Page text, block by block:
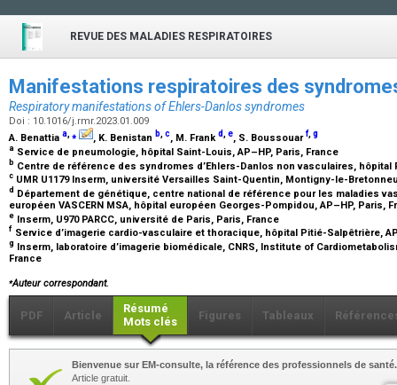
REVUE DES MALADIES RESPIRATOIRES
Manifestations respiratoires des
Respiratory manifestations of Ehlers-Danlos syndromes
Doi : 10.1016/j.rmr.2023.01.009
A. Benattia a,⁎ , K. Benistan b,c, M. Frankd,e, S. Boussouarf,g
a Service de pneumologie, hôpital Saint-Louis, AP–HP, Paris, France
b Centre de référence des syndromes d’Ehlers-Danlos non vasculaires, hôpital
c UMR U1179 Inserm, université Versailles Saint-Quentin, Montigny-le-
d Département de génétique, centre national de référence pour les maladies
européen VASCERN MSA, hôpital européen Georges-Pompidou, AP–HP, Paris,
e Inserm, U970 PARCC, université de Paris, Paris, France
f Service d’imagerie cardio-vasculaire et thoracique, hôpital Pitié-Salpêtrière,
g Inserm, laboratoire d’imagerie biomédicale, CNRS, Institute of
France
⁎Auteur correspondant.
PDF Article
Résumé
Mots clés
Figures Tableaux
Bienvenue sur EM-consulte, la référence des professionnels de santé.
Article gratuit.